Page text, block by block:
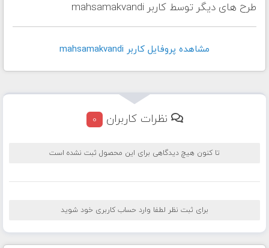
طرح های دیگر توسط کاربر mahsamakvandi
مشاهده پروفايل کاربر mahsamakvandi
نظرات کاربران 0
تا کنون هیچ دیدگاهی برای این محصول ثبت نشده است
برای ثبت نظر لطفا وارد حساب کاربری خود شوید